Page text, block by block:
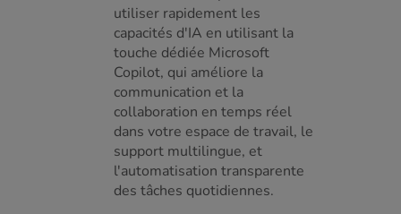
utiliser rapidement les
capacités d'IA en utilisant la
touche dédiée Microsoft
Copilot, qui améliore la
communication et la
collaboration en temps réel
dans votre espace de travail, le
support multilingue, et
l'automatisation transparente
des tâches quotidiennes.